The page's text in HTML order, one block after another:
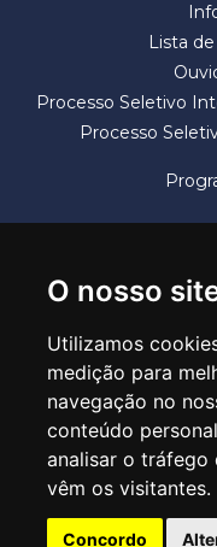
O nosso
Utilizamos
medição para
navegação no
conteúdo
analisar o tráfego
vêm os visitantes.
Concordo
Lista
Processo Seletivo
Processo
Rua Claudino Barbosa,
Central de